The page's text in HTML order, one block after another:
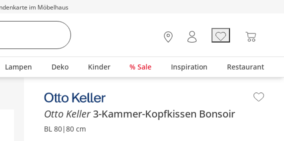
im Möbelhaus
Lampen Deko Kinder % Sale Inspiration Restaurant
Inhalt der Seitenleiste überspringen - Zum Seitenende
Otto Keller3-Kammer-Kopfkissen Bonsoir
BL 80|80 cm